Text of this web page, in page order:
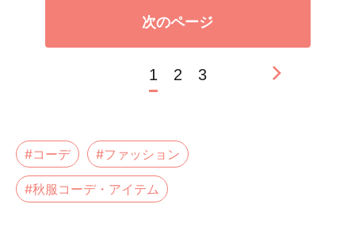
次のページ
1 2 3
#コーデ #ファッション
#秋服コーデ・アイテム